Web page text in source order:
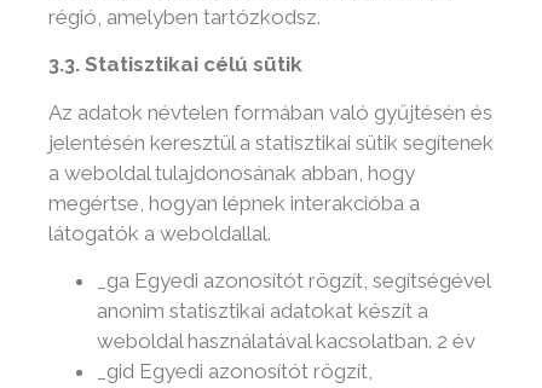
régió, amelyben tartózkodsz.
3.3. Statisztikai célú sütik
Az adatok névtelen formában való gyűjtésén és
jelentésén keresztül a statisztikai sütik segítenek
a weboldal tulajdonosának abban, hogy
megértse, hogyan lépnek interakcióba a
látogatók a weboldallal.
_ga Egyedi azonosítót rögzít, segítségével
anonim statisztikai adatokat készít a
weboldal használatával kacsolatban. 2 év
_gid Egyedi azonosítót rögzít,